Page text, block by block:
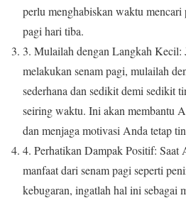
perlu menghabiskan waktu mencari
pagi hari tiba.
3. Mulailah dengan Langkah Kecil:
melakukan senam pagi, mulailah
sederhana dan sedikit demi sedikit
seiring waktu. Ini akan membantu
dan menjaga motivasi Anda tetap
4. Perhatikan Dampak Positif: Saat
manfaat dari senam pagi seperti
kebugaran, ingatlah hal ini sebagai